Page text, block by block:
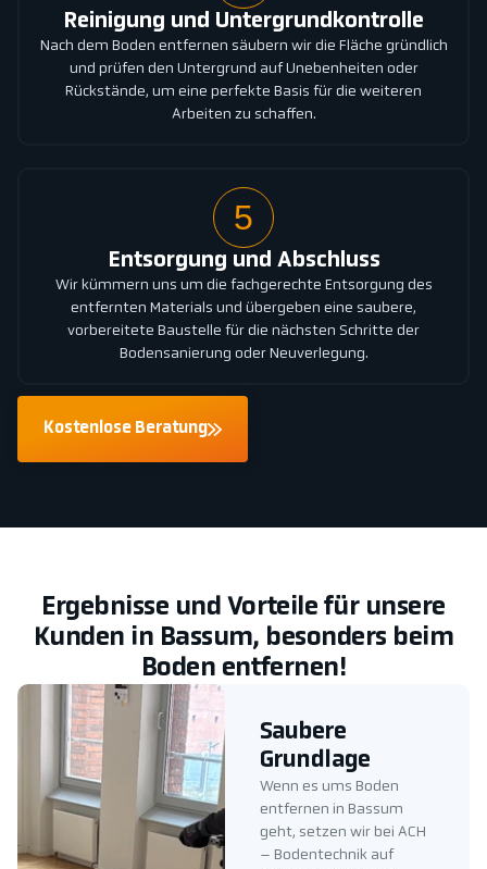
Reinigung und Untergrundkontrolle
Nach dem Boden entfernen säubern wir die Fläche gründlich
und prüfen den Untergrund auf Unebenheiten oder
Rückstände, um eine perfekte Basis für die weiteren
Arbeiten zu schaffen.
5
Entsorgung und Abschluss
Wir kümmern uns um die fachgerechte Entsorgung des
entfernten Materials und übergeben eine saubere,
vorbereitete Baustelle für die nächsten Schritte der
Bodensanierung oder Neuverlegung.
Kostenlose Beratung
Ergebnisse und Vorteile für unsere
Kunden in Bassum, besonders beim
Boden entfernen!
Saubere
Grundlage
Wenn es ums Boden
entfernen in Bassum
geht, setzen wir bei ACH
– Bodentechnik auf